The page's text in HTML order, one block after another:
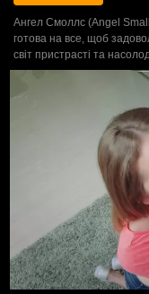
Ангел Смоллс (Angel
готова на все, щоб
світ пристрасті та